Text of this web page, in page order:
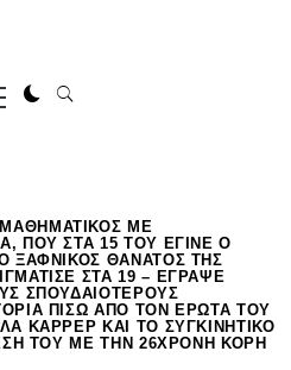
Primary
ΜΕ
ΠΟΥ ΣΤΑ 15 ΤΟΥ ΈΓΙΝΕ Ο
ΞΑΦΝΙΚΌΣ ΘΆΝΑΤΟΣ ΤΗΣ
ΣΤΑ 19 – ΈΓΡΑΨΕ
ΣΠΟΥΔΑΙΌΤΕΡΟΥΣ
ΠΊΣΩ ΑΠΌ ΤΟΝ ΈΡΩΤΆ ΤΟΥ
ΚΑΡΡΈΡ ΚΑΙ ΤΟ ΣΥΓΚΙΝΗΤΙΚΌ
ΤΟΥ ΜΕ ΤΗΝ 26ΧΡΟΝΗ ΚΌΡΗ